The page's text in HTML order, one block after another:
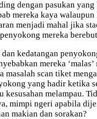
dengan pasukan
mereka kaya
menjadi mahal jika
mereka
kedatangan
mereka
masalah scan tiket
yang hadir ketika
kesusahan melampau.
mimpi ngeri apabila
makian dan sorakan?